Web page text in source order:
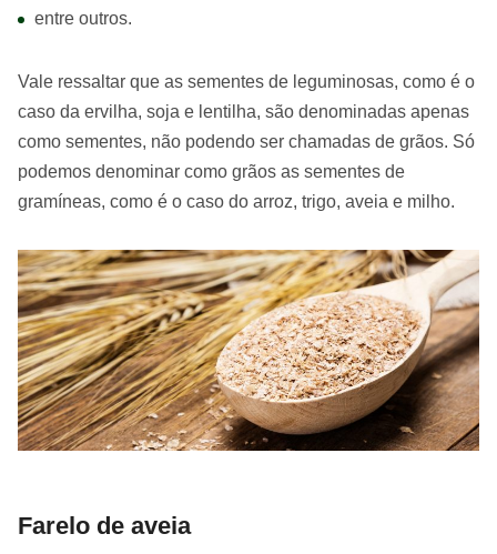
entre outros.
Vale ressaltar que as sementes de leguminosas, como é o
caso da ervilha, soja e lentilha, são denominadas apenas
como sementes, não podendo ser chamadas de grãos. Só
podemos denominar como grãos as sementes de
gramíneas, como é o caso do arroz, trigo, aveia e milho.
Farelo de aveia